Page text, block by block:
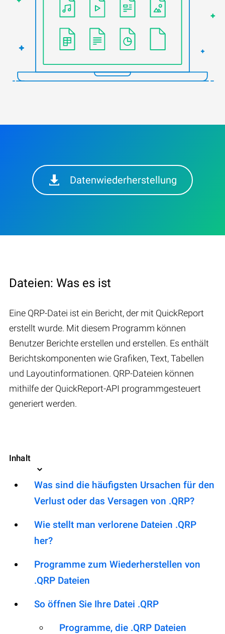
Datenwiederherstellung
Dateien: Was es ist
Eine QRP-Datei ist ein Bericht, der mit QuickReport
erstellt wurde. Mit diesem Programm können
Benutzer Berichte erstellen und erstellen. Es enthält
Berichtskomponenten wie Grafiken, Text, Tabellen
und Layoutinformationen. QRP-Dateien können
mithilfe der QuickReport-API programmgesteuert
generiert werden.
Inhalt
Was sind die häufigsten Ursachen für den
Verlust oder das Versagen von .QRP?
Wie stellt man verlorene Dateien .QRP
her?
Programme zum Wiederherstellen von
.QRP Dateien
So öffnen Sie Ihre Datei .QRP
Programme, die .QRP Dateien